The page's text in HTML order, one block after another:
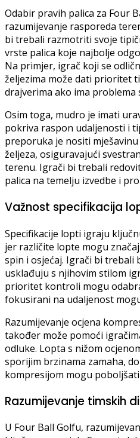
Odabir pravih palica za Four
razumijevanje rasporeda
bi trebali razmotriti svoje
vrste palica koje najbolje
Na primjer, igrač koji se
željezima može dati prioritet
drajverima ako ima problema
Osim toga, mudro je imati
pokriva raspon udaljenosti i
preporuka je nositi
željeza, osiguravajući
terenu. Igrači bi trebali
palica na temelju izvedbe i
Važnost specifikacija
Specifikacije lopti igraju
jer različite lopte mogu
spin i osjećaj. Igrači bi trebali
usklađuju s njihovim stilom
prioritet kontroli mogu
fokusirani na udaljenost
Razumijevanje ocjena
također može pomoći
odluke. Lopta s nižom
sporijim brzinama zamaha,
kompresijom mogu
Razumijevanje timskih
U Four Ball Golfu,